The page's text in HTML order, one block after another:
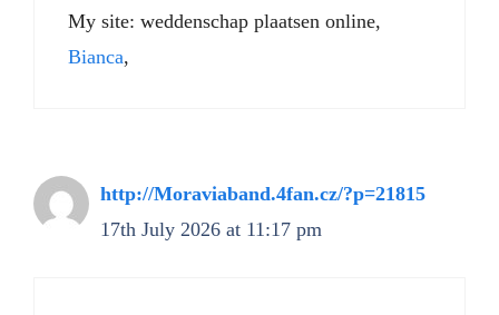
My site: weddenschap plaatsen online,
Bianca,
http://Moraviaband.4fan.cz/?p=21815
17th July 2026 at 11:17 pm